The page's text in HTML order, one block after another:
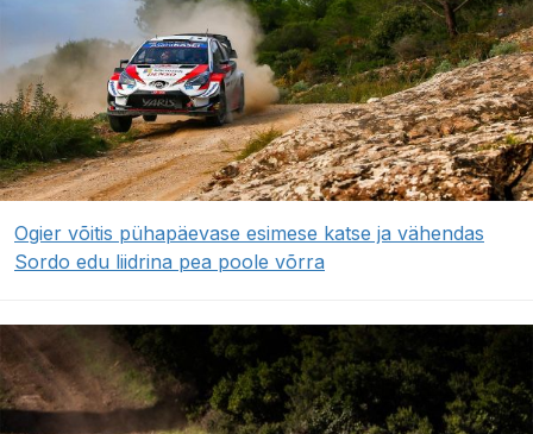
Ogier võitis pühapäevase esimese katse ja vähendas
Sordo edu liidrina pea poole võrra